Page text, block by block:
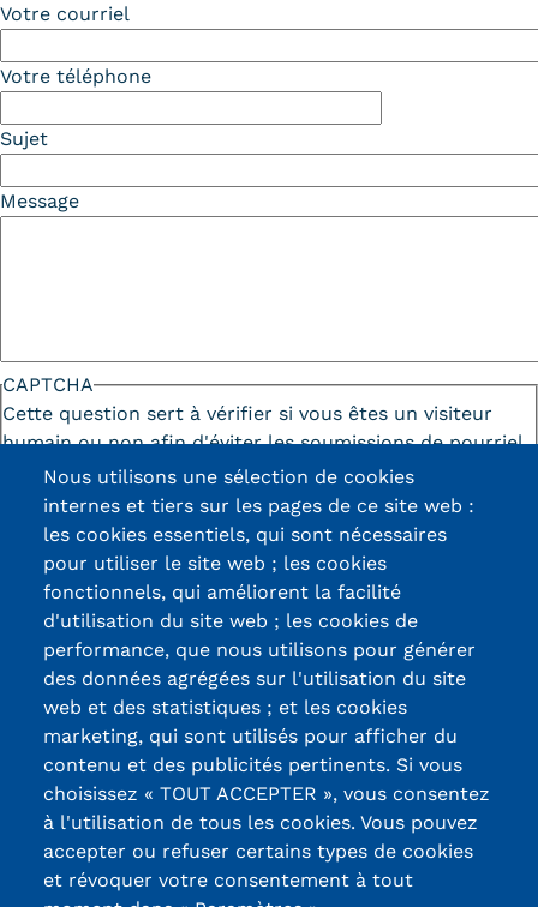
Votre courriel
Votre téléphone
Sujet
Message
CAPTCHA
Cette question sert à vérifier si vous êtes un visiteur
humain ou non afin d'éviter les soumissions de pourriel
(spam) automatisées.
13, Rue Ernest
Thierry-Mieg
90010 BELFORT
Cedex
Certifications /
Labels qualité
Nous utilisons une sélection de cookies
internes et tiers sur les pages de ce site web :
les cookies essentiels, qui sont nécessaires
pour utiliser le site web ; les cookies
fonctionnels, qui améliorent la facilité
d'utilisation du site web ; les cookies de
performance, que nous utilisons pour générer
des données agrégées sur l'utilisation du site
web et des statistiques ; et les cookies
marketing, qui sont utilisés pour afficher du
contenu et des publicités pertinents. Si vous
choisissez « TOUT ACCEPTER », vous consentez
à l'utilisation de tous les cookies. Vous pouvez
accepter ou refuser certains types de cookies
et révoquer votre consentement à tout